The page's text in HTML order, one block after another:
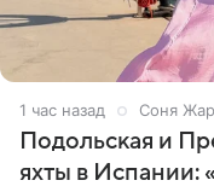
1 час назад Соня
Подольская и
яхты в Испании: